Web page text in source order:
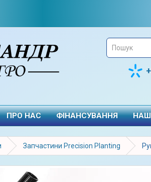
ПРО НАС ФІНАНСУВАННЯ
Запчастини Precision Planting